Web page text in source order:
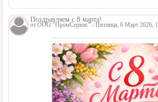
Поздравляем с 8 марта!
от ООО "ПромСервис"- Пятница, 6 Март 2026,